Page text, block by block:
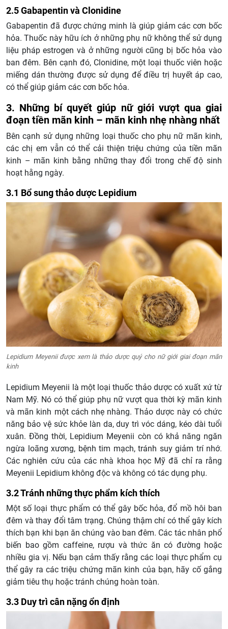
2.5 Gabapentin và Clonidine
Gabapentin đã được chứng minh là giúp giảm các cơn bốc
hỏa. Thuốc này hữu ích ở những phụ nữ không thể sử dụng
liệu pháp estrogen và ở những người cũng bị bốc hỏa vào
ban đêm. Bên cạnh đó, Clonidine, một loại thuốc viên hoặc
miếng dán thường được sử dụng để điều trị huyết áp cao,
có thể giúp giảm các cơn bốc hỏa.
3. Những bí quyết giúp nữ giới vượt qua giai
đoạn tiền mãn kinh – mãn kinh nhẹ nhàng nhất
Bên cạnh sử dụng những loại thuốc cho phụ nữ mãn kinh,
các chị em vẫn có thể cải thiện triệu chứng của tiền mãn
kinh – mãn kinh bằng những thay đổi trong chế độ sinh
hoạt hằng ngày.
3.1 Bổ sung thảo dược Lepidium
Lepidium Meyenii được xem là thảo dược quý cho nữ giới giai đoạn mãn
kinh
Lepidium Meyenii là một loại thuốc thảo dược có xuất xứ từ
Nam Mỹ. Nó có thể giúp phụ nữ vượt qua thời kỳ mãn kinh
và mãn kinh một cách nhẹ nhàng. Thảo dược này có chức
năng bảo vệ sức khỏe làn da, duy trì vóc dáng, kéo dài tuổi
xuân. Đồng thời, Lepidium Meyenii còn có khả năng ngăn
ngừa loãng xương, bệnh tim mạch, tránh suy giảm trí nhớ.
Các nghiên cứu của các nhà khoa học Mỹ đã chỉ ra rằng
Meyenii Lepidium không độc và không có tác dụng phụ.
3.2 Tránh những thực phẩm kích thích
Một số loại thực phẩm có thể gây bốc hỏa, đổ mồ hôi ban
đêm và thay đổi tâm trạng. Chúng thậm chí có thể gây kích
thích bạn khi bạn ăn chúng vào ban đêm. Các tác nhân phổ
biến bao gồm caffeine, rượu và thức ăn có đường hoặc
nhiều gia vị. Nếu bạn cảm thấy rằng các loại thực phẩm cụ
thể gây ra các triệu chứng mãn kinh của bạn, hãy cố gắng
giảm tiêu thụ hoặc tránh chúng hoàn toàn.
3.3 Duy trì cân nặng ổn định